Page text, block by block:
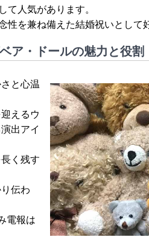
て人気があります。
を兼ね備えた結婚祝いとして
ア・ドールの魅力と役割
と心温
えるウ
出アイ
く残す
伝わ
電報は